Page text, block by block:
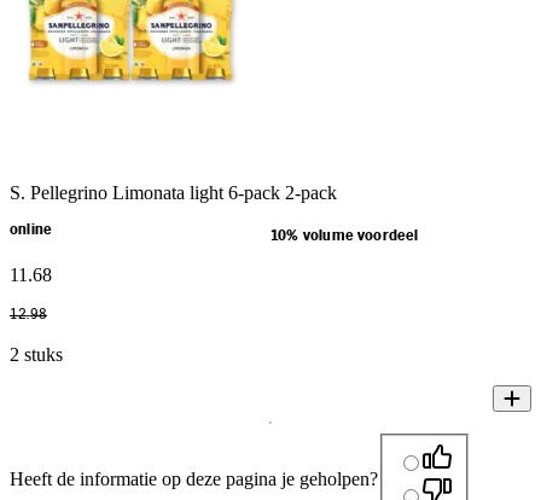
S. Pellegrino Limonata light 6-pack 2-pack
online 10% volume voordeel
11 .68
12.98
2 stuks
Heeft de informatie op deze pagina je geholpen?